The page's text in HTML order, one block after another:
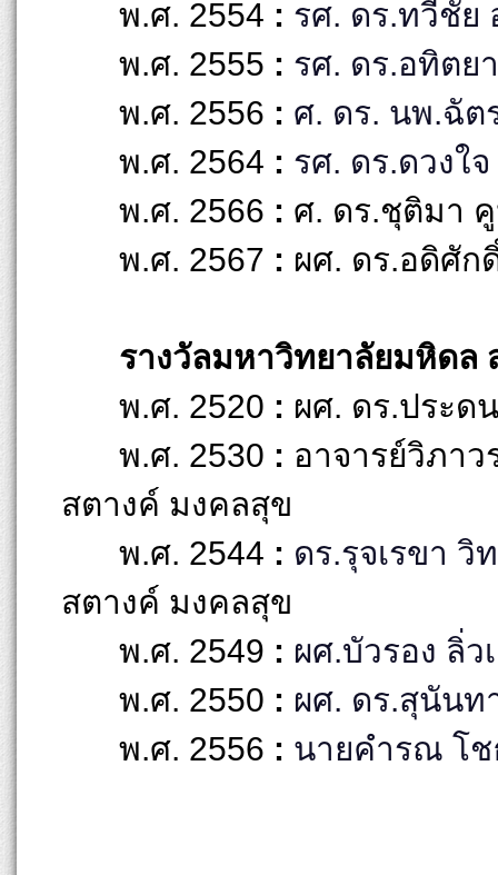
พ.ศ. 2554 : รศ. ดร.ทวีชัย
พ.ศ. 2555 : รศ. ดร.อทิต
พ.ศ. 2556 : ศ. ดร. นพ.ฉัต
พ.ศ. 2564 : รศ. ดร.ดวงใ
พ.ศ. 2566 : ศ. ดร.ชุติมา
พ.ศ. 2567 : ผศ. ดร.อดิศัก
รางวัลมหาวิทยาลัยมหิดล
พ.ศ. 2520 : ผศ. ดร.ประด
พ.ศ. 2530 : อาจารย์วิภา
สตางค์ มงคลสุข
พ.ศ. 2544 : ดร.รุจเรขา
สตางค์ มงคลสุข
พ.ศ. 2549 : ผศ.บัวรอง ลิ่ว
พ.ศ. 2550 : ผศ. ดร.สุนันท
พ.ศ. 2556 : นายคำรณ โ